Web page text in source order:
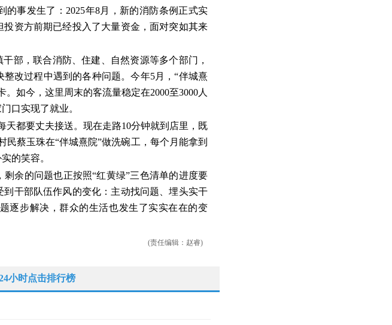
事发生了：2025年8月，新的消防条例正式实
资方前期已经投入了大量资金，面对突如其来
部，联合消防、住建、自然资源等多个部门，
改过程中遇到的各种问题。今年5月，“伴城熹
如今，这里周末的客流量稳定在2000至3000人
口实现了就业。
都要丈夫接送。现在走路10分钟就到店里，既
蔡玉珠在“伴城熹院”做洗碗工，每个月能拿到
的笑容。
余的问题也正按照“红黄绿”三色清单的进度要
干部队伍作风的变化：主动找问题、埋头实干
逐步解决，群众的生活也发生了实实在在的变
(责任编辑：赵睿)
小时点击排行榜